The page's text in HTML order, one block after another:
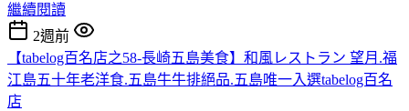
繼續閱讀
2週前
【tabelog百名店之58-長崎五島美食】和風レストラン 望月.福
江島五十年老洋食.五島牛牛排絕品.五島唯一入選tabelog百名
店